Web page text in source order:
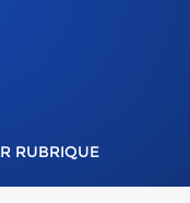
RUBRIQUE